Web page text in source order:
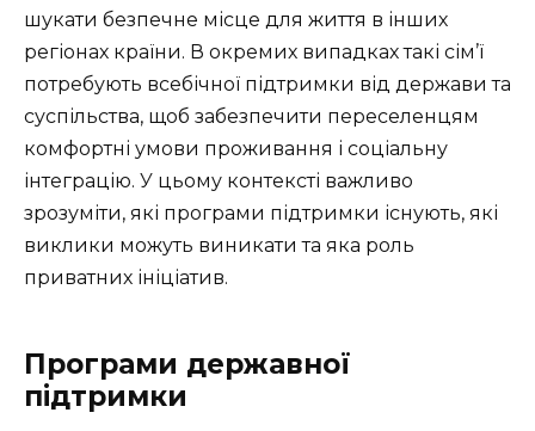
шукати безпечне місце для життя в інших
регіонах країни. В окремих випадках такі сім’ї
потребують всебічної підтримки від держави та
суспільства, щоб забезпечити переселенцям
комфортні умови проживання і соціальну
інтеграцію. У цьому контексті важливо
зрозуміти, які програми підтримки існують, які
виклики можуть виникати та яка роль
приватних ініціатив.
Програми державної
підтримки